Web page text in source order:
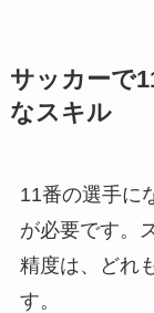
サッカーで
なスキル
11番の選手に
が必要です。
精度は、どれ
す。